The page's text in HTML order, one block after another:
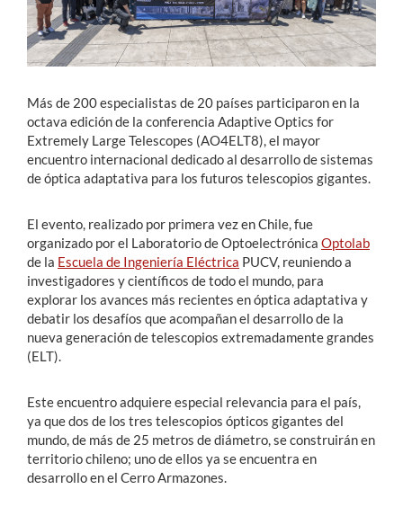
Funcionarios
Alumni
English
Más de 200 especialistas de 20 países participaron en la
octava edición de la conferencia Adaptive Optics for
Extremely Large Telescopes (AO4ELT8), el mayor
encuentro internacional dedicado al desarrollo de sistemas
de óptica adaptativa para los futuros telescopios gigantes.
El evento, realizado por primera vez en Chile, fue
organizado por el Laboratorio de Optoelectrónica Optolab
de la Escuela de Ingeniería Eléctrica PUCV, reuniendo a
investigadores y científicos de todo el mundo, para
explorar los avances más recientes en óptica adaptativa y
debatir los desafíos que acompañan el desarrollo de la
nueva generación de telescopios extremadamente grandes
(ELT).
Este encuentro adquiere especial relevancia para el país,
ya que dos de los tres telescopios ópticos gigantes del
mundo, de más de 25 metros de diámetro, se construirán en
territorio chileno; uno de ellos ya se encuentra en
desarrollo en el Cerro Armazones.